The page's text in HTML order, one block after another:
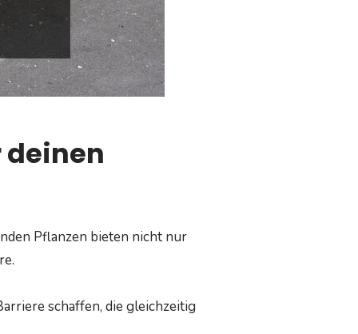
deinen
Pflanzen bieten nicht nur
schaffen, die gleichzeitig